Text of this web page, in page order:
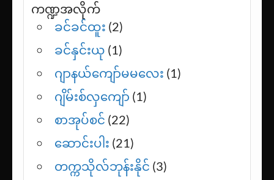
ကဏ္ဍအလိုက်
ခင်ခင်ထူး (2)
ခင်နှင်းယု (1)
ဂျာနယ်ကျော်မမလေး (1)
ဂျိမ်းစ်လှကျော် (1)
စာအုပ်စင် (22)
ဆောင်းပါး (21)
တက္ကသိုလ်ဘုန်းနိုင် (3)